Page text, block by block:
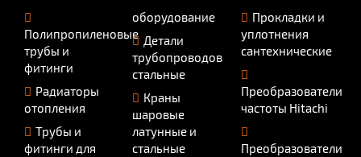
Полипропиленовые
трубы и
фитинги
Радиаторы
отопления
Трубы и
фитинги для
оборудование
Детали
трубопроводов
стальные
Краны
шаровые
латунные и
стальные
Прокладки и
уплотнения
сантехнические
Преобразователи
частоты Hitachi
Преобразователи